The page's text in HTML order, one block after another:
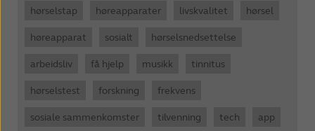
hørselstap høreapparater livskvalitet hørsel
høreapparat sosialt hørselsnedsettelse
arbeidsliv få hjelp musikk tinnitus
hørselstest forskning frekvens
sosiale sammenkomster tilvenning tech app